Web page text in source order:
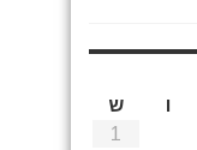
ו
ש
1